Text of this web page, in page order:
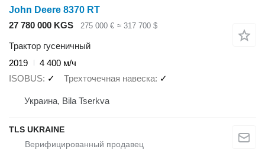
John Deere 8370 RT
27 780 000 KGS
275 000 € ≈ 317 700 $
Трактор гусеничный
2019
4 400 м/ч
ISOBUS ✓ Трехточечная навеска ✓
Украина, Bila Tserkva
TLS UKRAINE